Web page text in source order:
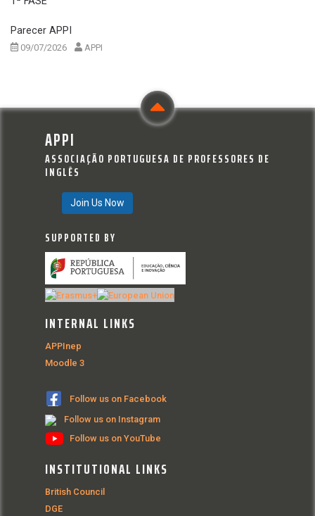
Parecer APPI
09/07/2026 APPI
APPI
ASSOCIAÇÃO PORTUGUESA DE PROFESSORES DE
INGLÊS
Join Us Now
SUPPORTED BY
INTERNAL LINKS
APPInep
Moodle 3
Follow us on Facebook
Follow us on Instagram
Follow us on YouTube
INSTITUTIONAL LINKS
British Council
DGE